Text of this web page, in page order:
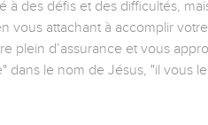
à des défis et des difficultés,
vous attachant à accomplir
plein d’assurance et vous
dans le nom de Jésus, "il vous